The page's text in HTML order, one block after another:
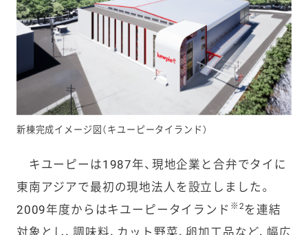
新棟完成イメージ図（キユーピータイランド）
キユーピーは1987年、現地企業と合弁でタイに
東南アジアで最初の現地法人を設立しました。
2009年度からはキユーピータイランド ※2を連結